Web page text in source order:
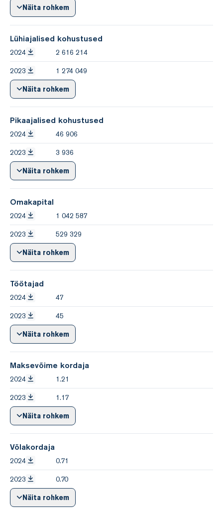
Näita rohkem
Lühiajalised kohustused
2024 2 616 214
2023 1 274 049
Näita rohkem
Pikaajalised kohustused
2024 46 906
2023 3 936
Näita rohkem
Omakapital
2024 1 042 587
2023 529 329
Näita rohkem
Töötajad
2024 47
2023 45
Näita rohkem
Maksevõime kordaja
2024 1.21
2023 1.17
Näita rohkem
Võlakordaja
2024 0.71
2023 0.70
Näita rohkem